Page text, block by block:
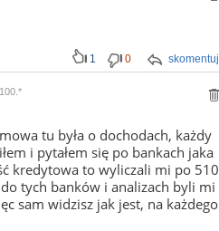
skomentuj
1 0
tu była o dochodach, każdy
i pytałem się po bankach jaka
kredytowa to wyliczali mi po 510
tych banków i analizach byli mi
sam widzisz jak jest, na każdego